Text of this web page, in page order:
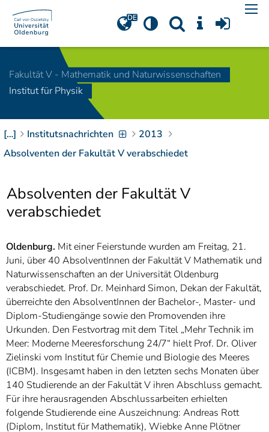
Navigation[Access-Key 1
Choose other language
[Access-Key 8]
Zum Inhalt springen
Zur Suche springen
[Access-Key 4]
Zur Hauptnavigation
springen[
Access-Key
Zielgruppennavigation
springen
9]
Brotkrumennavigation
springen[Access-Key
7 ]
Informationen zur
Barrierefreiheit
Fakultät V - Mathematik und Naturwissenschaften
Institut für Physik
[…] Institutsnachrichten
2013
Absolventen der Fakultät V verabschiedet
Absolventen der Fakultät V
verabschiedet
Oldenburg. Mit einer Feierstunde wurden am Freitag, 21.
Juni, über 40 AbsolventInnen der Fakultät V Mathematik und
Naturwissenschaften an der Universität Oldenburg
verabschiedet. Prof. Dr. Meinhard Simon, Dekan der Fakultät,
überreichte den AbsolventInnen der Bachelor-, Master- und
Diplom-Studiengänge sowie den Promovenden ihre
Urkunden. Den Festvortrag mit dem Titel „Mehr Technik im
Meer: Moderne Meeresforschung 24/7“ hielt Prof. Dr. Oliver
Zielinski vom Institut für Chemie und Biologie des Meeres
(ICBM). Insgesamt haben in den letzten sechs Monaten über
140 Studierende an der Fakultät V ihren Abschluss gemacht.
Für ihre herausragenden Abschlussarbeiten erhielten
folgende Studierende eine Auszeichnung: Andreas Rott
(Diplom, Institut für Mathematik), Wiebke Anne Plötner